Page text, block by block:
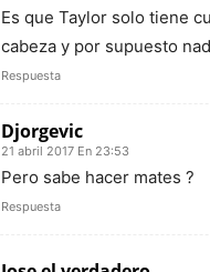
Es que Taylor solo tiene
cabeza y por supuesto
Respuesta
Djorgevic
21 abril 2017 En 23:53
Pero sabe hacer mates ?
Respuesta